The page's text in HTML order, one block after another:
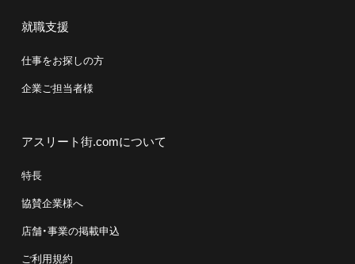
就職支援
仕事をお探しの方
企業ご担当者様
アスリート街.comについて
特長
協賛企業様へ
店舗・事業の掲載申込
ご利用規約